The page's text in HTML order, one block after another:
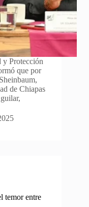
y Protección
que por
de Chiapas
temor entre